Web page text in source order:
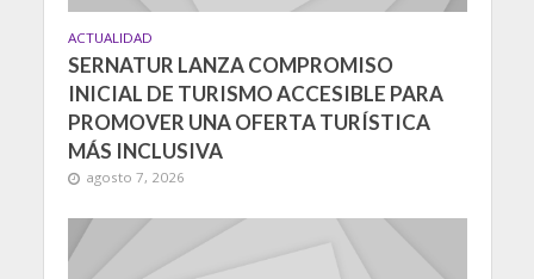
ACTUALIDAD
SERNATUR LANZA COMPROMISO
INICIAL DE TURISMO ACCESIBLE PARA
PROMOVER UNA OFERTA TURÍSTICA
MÁS INCLUSIVA
agosto 7, 2026